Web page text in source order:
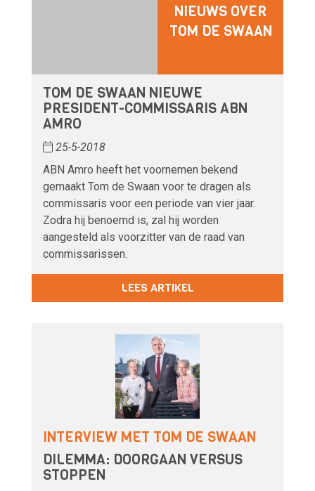
NIEUWS OVER
TOM DE SWAAN
TOM DE SWAAN NIEUWE
PRESIDENT-COMMISSARIS ABN
AMRO
25-5-2018
ABN Amro heeft het voornemen bekend
gemaakt Tom de Swaan voor te dragen als
commissaris voor een periode van vier jaar.
Zodra hij benoemd is, zal hij worden
aangesteld als voorzitter van de raad van
commissarissen.
LEES ARTIKEL
INTERVIEW MET TOM DE SWAAN
DILEMMA: DOORGAAN VERSUS
STOPPEN